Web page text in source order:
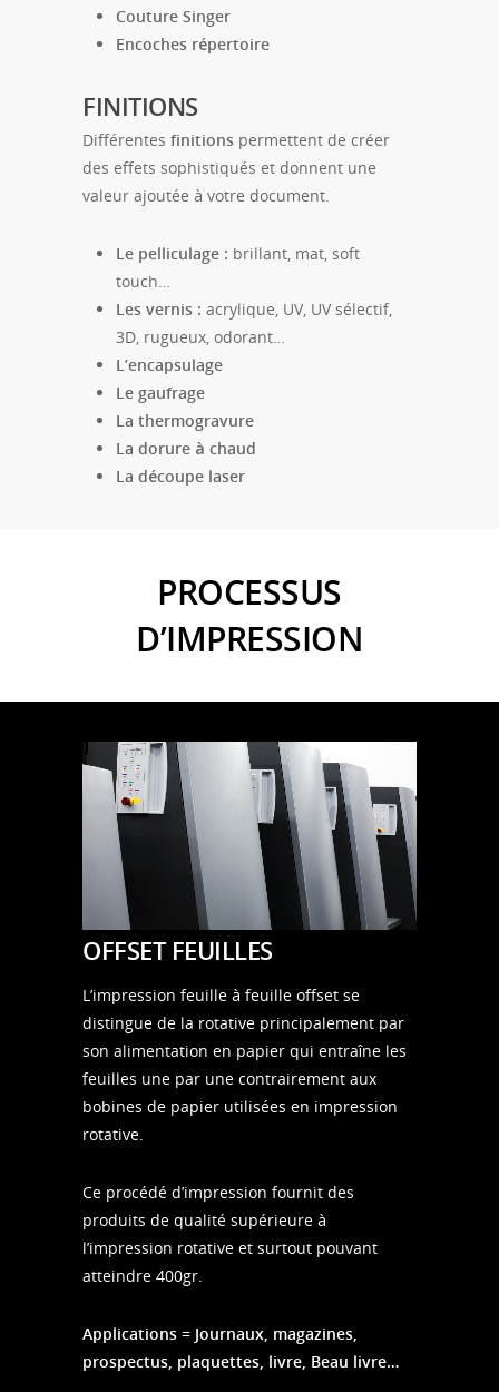
Couture Singer
Encoches répertoire
FINITIONS
Différentes finitions permettent de créer
des effets sophistiqués et donnent une
valeur ajoutée à votre document.
Le pelliculage : brillant, mat, soft
touch…
Les vernis : acrylique, UV, UV sélectif,
3D, rugueux, odorant…
L’encapsulage
Le gaufrage
La thermogravure
La dorure à chaud
La découpe laser
PROCESSUS
D’IMPRESSION
OFFSET FEUILLES
L’impression feuille à feuille offset se
distingue de la rotative principalement par
son alimentation en papier qui entraîne les
feuilles une par une contrairement aux
bobines de papier utilisées en impression
rotative.
Ce procédé d’impression fournit des
produits de qualité supérieure à
l’impression rotative et surtout pouvant
atteindre 400gr.
Applications = Journaux, magazines,
prospectus, plaquettes, livre, Beau livre…